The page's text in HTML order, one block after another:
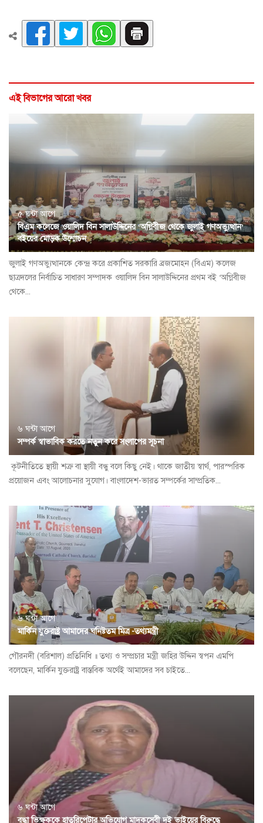
এই বিভাগের আরো খবর
৫ ঘন্টা আগে
বিএম কলেজে ওয়ালিদ বিন সালাউদ্দিনের ‘অগ্নিবীজ থেকে জুলাই গণঅভ্যুত্থান’
বইয়ের মোড়ক উন্মোচন
জুলাই গণঅভ্যুত্থানকে কেন্দ্র করে প্রকাশিত সরকারি ব্রজমোহন (বিএম) কলেজ
ছাত্রদলের নির্বাচিত সাধারণ সম্পাদক ওয়ালিদ বিন সালাউদ্দিনের প্রথম বই ‘অগ্নিবীজ
থেকে...
৬ ঘন্টা আগে
সম্পর্ক স্বাভাবিক করতে নতুন করে সংলাপের সূচনা
কূটনীতিতে স্থায়ী শত্রু বা স্থায়ী বন্ধু বলে কিছু নেই। থাকে জাতীয় স্বার্থ, পারস্পরিক
প্রয়োজন এবং আলোচনার সুযোগ। বাংলাদেশ-ভারত সম্পর্কের সাম্প্রতিক...
৬ ঘন্টা আগে
মার্কিন যুক্তরাষ্ট্র আমাদের ঘনিষ্টতম মিত্র -তথ্যমন্ত্রী
গৌরনদী (বরিশাল) প্রতিনিধি ॥ তথ্য ও সম্প্রচার মন্ত্রী জহির উদ্দিন স্বপন এমপি
বলেছেন, মার্কিন যুক্তরাষ্ট্র বাস্তবিক অর্থেই আমাদের সব চাইতে...
৬ ঘন্টা আগে
বৃদ্ধা ভিক্ষুককে হাতুরিপেটার অভিযোগ মাদকসেবী দুই ভাইয়ের বিরুদ্ধে